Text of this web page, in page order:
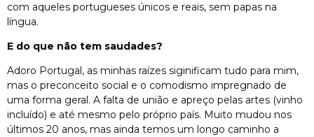
com aqueles portugueses únicos e reais, sem papas na
língua.
E do que não tem saudades?
Adoro Portugal, as minhas raízes siginificam tudo para mim,
mas o preconceito social e o comodismo impregnado de
uma forma geral. A falta de união e apreço pelas artes (vinho
incluído) e até mesmo pelo próprio país. Muito mudou nos
últimos 20 anos, mas ainda temos um longo caminho a